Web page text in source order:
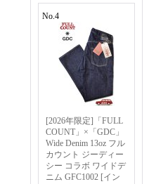
No.4
[2026年限定]「FULL
COUNT」×「GDC」
Wide Denim 13oz フル
カウント ジーディー
シー コラボ ワイドデ
ニム GFC1002 [イン